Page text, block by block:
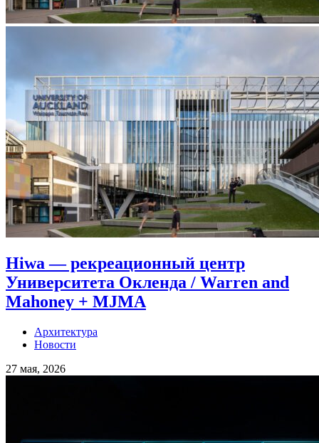
Hiwa — рекреационный центр
Университета Окленда / Warren and
Mahoney + MJMA
Архитектура
Новости
27 мая, 2026